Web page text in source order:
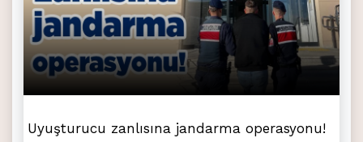
Uyuşturucu zanlısına jandarma operasyonu!